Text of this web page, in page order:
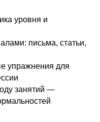
уровня и
письма, статьи,
упражнения для
занятий —